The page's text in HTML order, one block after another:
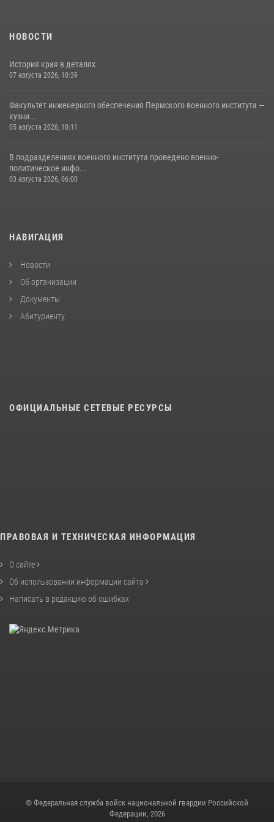
НОВОСТИ
История края в деталях
07 августа 2026, 10:39
Факультет инженерного обеспечения Пермского военного института —
кузни...
05 августа 2026, 10:11
В подразделениях военного института проведено военно-
политическое инфо...
03 августа 2026, 06:00
НАВИГАЦИЯ
Новости
Об организации
Документы
Абитуриенту
ОФИЦИАЛЬНЫЕ СЕТЕВЫЕ РЕСУРСЫ
ПРАВОВАЯ И ТЕХНИЧЕСКАЯ ИНФОРМАЦИЯ
О сайте
Об использовании информации сайта
Написать в редакцию об ошибках
© Федеральная служба войск национальной гвардии Российской
Федерации, 2026